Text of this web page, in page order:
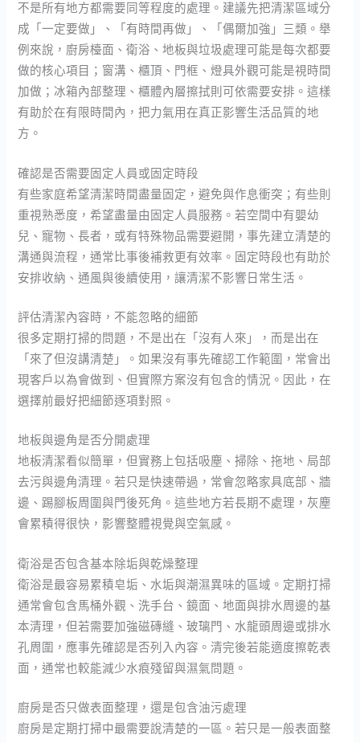
不是所有地方都需要同等程度的處理。建議先把清潔區域分
成「一定要做」、「有時間再做」、「偶爾加強」三類。舉
例來說，廚房檯面、衛浴、地板與垃圾處理可能是每次都要
做的核心項目；窗溝、櫃頂、門框、燈具外觀可能是視時間
加做；冰箱內部整理、櫃體內層擦拭則可依需要安排。這樣
有助於在有限時間內，把力氣用在真正影響生活品質的地
方。
確認是否需要固定人員或固定時段
有些家庭希望清潔時間盡量固定，避免與作息衝突；有些則
重視熟悉度，希望盡量由固定人員服務。若空間中有嬰幼
兒、寵物、長者，或有特殊物品需要避開，事先建立清楚的
溝通與流程，通常比事後補救更有效率。固定時段也有助於
安排收納、通風與後續使用，讓清潔不影響日常生活。
評估清潔內容時，不能忽略的細節
很多定期打掃的問題，不是出在「沒有人來」，而是出在
「來了但沒講清楚」。如果沒有事先確認工作範圍，常會出
現客戶以為會做到、但實際方案沒有包含的情況。因此，在
選擇前最好把細節逐項對照。
地板與邊角是否分開處理
地板清潔看似簡單，但實務上包括吸塵、掃除、拖地、局部
去污與邊角清理。若只是快速帶過，常會忽略家具底部、牆
邊、踢腳板周圍與門後死角。這些地方若長期不處理，灰塵
會累積得很快，影響整體視覺與空氣感。
衛浴是否包含基本除垢與乾燥整理
衛浴是最容易累積皂垢、水垢與潮濕異味的區域。定期打掃
通常會包含馬桶外觀、洗手台、鏡面、地面與排水周邊的基
本清理，但若需要加強磁磚縫、玻璃門、水龍頭周邊或排水
孔周圍，應事先確認是否列入內容。清完後若能適度擦乾表
面，通常也較能減少水痕殘留與濕氣問題。
廚房是否只做表面整理，還是包含油污處理
廚房是定期打掃中最需要說清楚的一區。若只是一般表面整